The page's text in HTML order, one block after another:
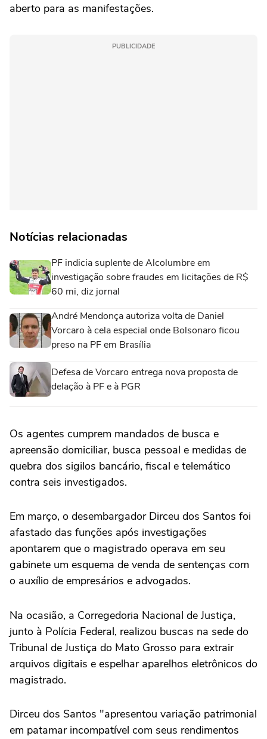
aberto para as manifestações.
PUBLICIDADE
Notícias relacionadas
PF indicia suplente de Alcolumbre em
investigação sobre fraudes em licitações de R$
60 mi, diz jornal
André Mendonça autoriza volta de Daniel
Vorcaro à cela especial onde Bolsonaro ficou
preso na PF em Brasília
Defesa de Vorcaro entrega nova proposta de
delação à PF e à PGR
Os agentes cumprem mandados de busca e
apreensão domiciliar, busca pessoal e medidas de
quebra dos sigilos bancário, fiscal e telemático
contra seis investigados.
Em março, o desembargador Dirceu dos Santos foi
afastado das funções após investigações
apontarem que o magistrado operava em seu
gabinete um esquema de venda de sentenças com
o auxílio de empresários e advogados.
Na ocasião, a Corregedoria Nacional de Justiça,
junto à Polícia Federal, realizou buscas na sede do
Tribunal de Justiça do Mato Grosso para extrair
arquivos digitais e espelhar aparelhos eletrônicos do
magistrado.
Dirceu dos Santos "apresentou variação patrimonial
em patamar incompatível com seus rendimentos